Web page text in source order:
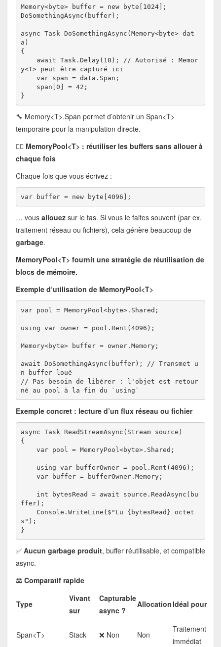
Memory<byte> buffer = new byte[1024];
DoSomethingAsync(buffer);
async Task DoSomethingAsync(Memory<byte> dat
a)
{
await Task.Delay(10); // Autorisé : Memor
y<T> peut être capturé ici
var span = data.Span;
span[0] = 42;
}
🔧 Memory<T>.Span permet d’obtenir un Span<T>
temporaire pour la manipulation directe.
🏊‍♂️ MemoryPool<T> : réutiliser les buffers sans allouer à
chaque fois
Chaque fois que vous écrivez :
var buffer = new byte[4096];
… vous allouezsur le tas. Si vous le faites souvent (par ex.
traitement réseau ou fichiers), cela génère beaucoup de
garbage.
MemoryPool<T> fournit une stratégie de réutilisation de
blocs de mémoire.
Exemple d’utilisation de MemoryPool<T>
var pool = MemoryPool<byte>.Shared;
using var owner = pool.Rent(4096);
Memory<byte> buffer = owner.Memory;
await DoSomethingAsync(buffer); // Transmet u
n buffer loué
// Pas besoin de libérer : l'objet est retour
né au pool à la fin du `using`
Exemple concret : lecture d’un flux réseau ou fichier
async Task ReadStreamAsync(Stream source)
{
var pool = MemoryPool<byte>.Shared;
using var bufferOwner = pool.Rent(4096);
var buffer = bufferOwner.Memory;
int bytesRead = await source.ReadAsync(bu
ffer);
Console.WriteLine($"Lu {bytesRead} octet
s");
}
✅ Aucun garbage produit, buffer réutilisable, et compatible
async.
⚖️ Comparatif rapide
Type
Vivant
sur
Capturable
async ?
AllocationIdéal pour
Span<T> Stack ❌ Non Non
Traitement
immédiat